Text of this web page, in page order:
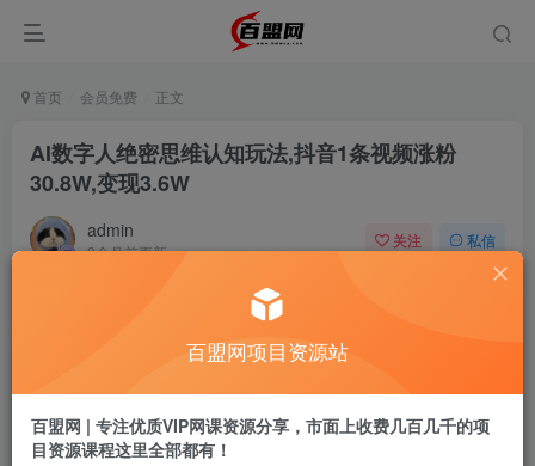
首页 会员免费 正文
AI数字人绝密思维认知玩法,抖音1条视频涨粉
30.8W,变现3.6W
admin
9个月前更新
关注 私信
盟币 9.9
百盟网项目资源站
百盟网 | 专注优质VIP网课资源分享，市面上收费几百几千的项
目资源课程这里全部都有！